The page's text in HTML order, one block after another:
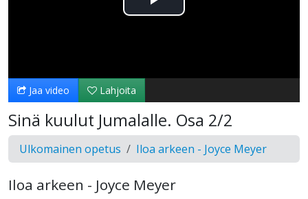
Toista
Jaa video Lahjoita
Sinä kuulut Jumalalle. Osa 2/2
Ulkomainen opetus Iloa arkeen - Joyce Meyer
Iloa arkeen - Joyce Meyer